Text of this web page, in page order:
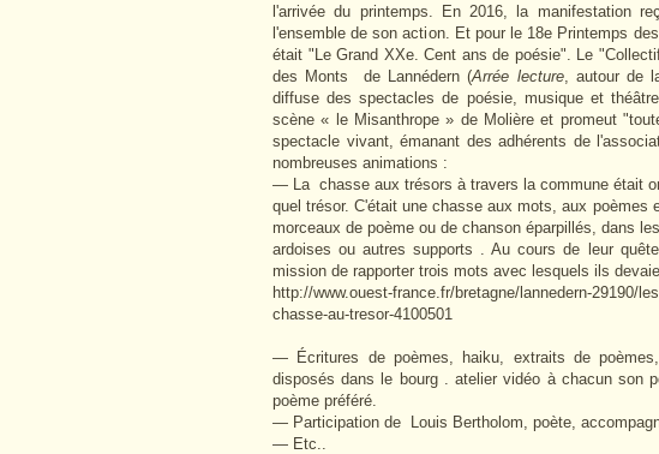
l'arrivée du printemps. En 2016, la manifestation
l'ensemble de son action. Et pour le 18e Printemps
était "Le Grand XXe. Cent ans de poésie". Le
des Monts de Lannédern (Arrée lecture, autour de
diffuse des spectacles de poésie, musique et
scène « le Misanthrope » de Molière et promeut
spectacle vivant, émanant des adhérents de
nombreuses animations :
— La chasse aux trésors à travers la commune était
quel trésor. C'était une chasse aux mots, aux poèmes
morceaux de poème ou de chanson éparpillés, dans
ardoises ou autres supports . Au cours de leur
mission de rapporter trois mots avec lesquels ils
http://www.ouest-france.fr/bretagne/lannedern-29190/
chasse-au-tresor-4100501
— Écritures de poèmes, haiku, extraits de
disposés dans le bourg . atelier vidéo à chacun son
poème préféré.
— Participation de Louis Bertholom, poète,
— Etc..